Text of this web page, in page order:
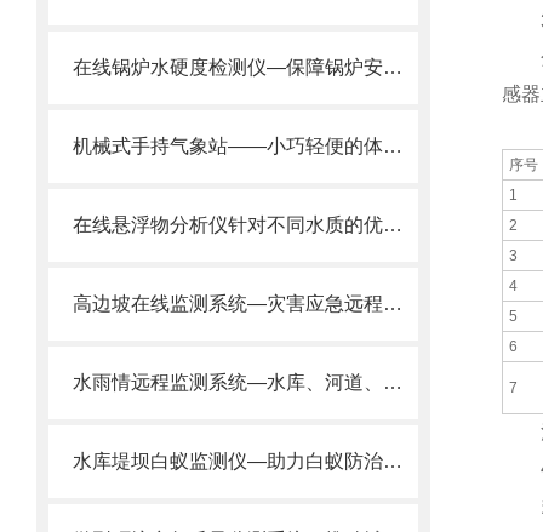
在线锅炉水硬度检测仪—保障锅炉安全运行的水硬度在线监测仪@2024风途推送
机械式手持气象站——小巧轻便的体型和简洁大方的外观2025全+境+派+送
在线悬浮物分析仪针对不同水质的优化监测方案：2026市政污水厂升级必看
高边坡在线监测系统—灾害应急远程监测2024风途推送
水雨情远程监测系统—水库、河道、城市内涝：一网统管，实现多方位远程监控
水库堤坝白蚁监测仪—助力白蚁防治工作保大堤安全2025推送
3.
分
感
序号
1
2
3
4
5
6
7
注
4.
多